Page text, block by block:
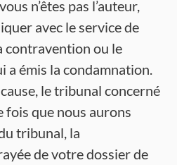
n’êtes pas l’auteur,
avec le service de
contravention ou le
a émis la condamnation.
le tribunal concerné
fois que nous aurons
tribunal, la
de votre dossier de